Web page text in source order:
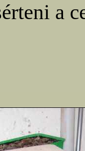
a